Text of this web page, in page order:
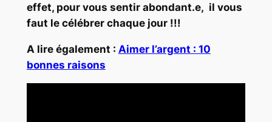
effet, pour vous sentir abondant.e, il vous
faut le célébrer chaque jour !!!
A lire également : Aimer l’argent : 10
bonnes raisons